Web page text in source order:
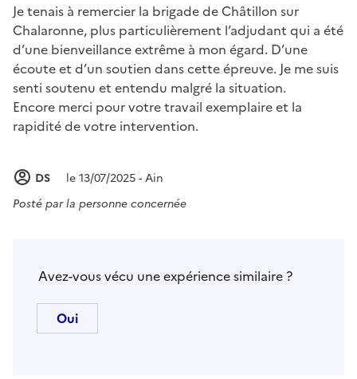
Je tenais à remercier la brigade de Châtillon sur
Chalaronne, plus particulièrement l’adjudant qui a été
d’une bienveillance extrême à mon égard. D’une
écoute et d’un soutien dans cette épreuve. Je me suis
senti soutenu et entendu malgré la situation.
Encore merci pour votre travail exemplaire et la
rapidité de votre intervention.
DS
le 13/07/2025 - Ain
Posté parla personne concernée
Avez-vous vécu une expérience similaire ?